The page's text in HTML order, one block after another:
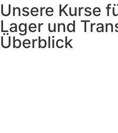
Unsere Kurse
Lager und
Überblick